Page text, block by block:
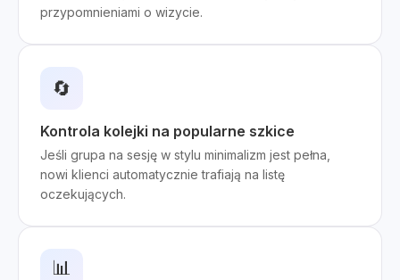
przypomnieniami o wizycie.
🔄
Kontrola kolejki na popularne szkice
Jeśli grupa na sesję w stylu minimalizm jest pełna,
nowi klienci automatycznie trafiają na listę
oczekujących.
📊